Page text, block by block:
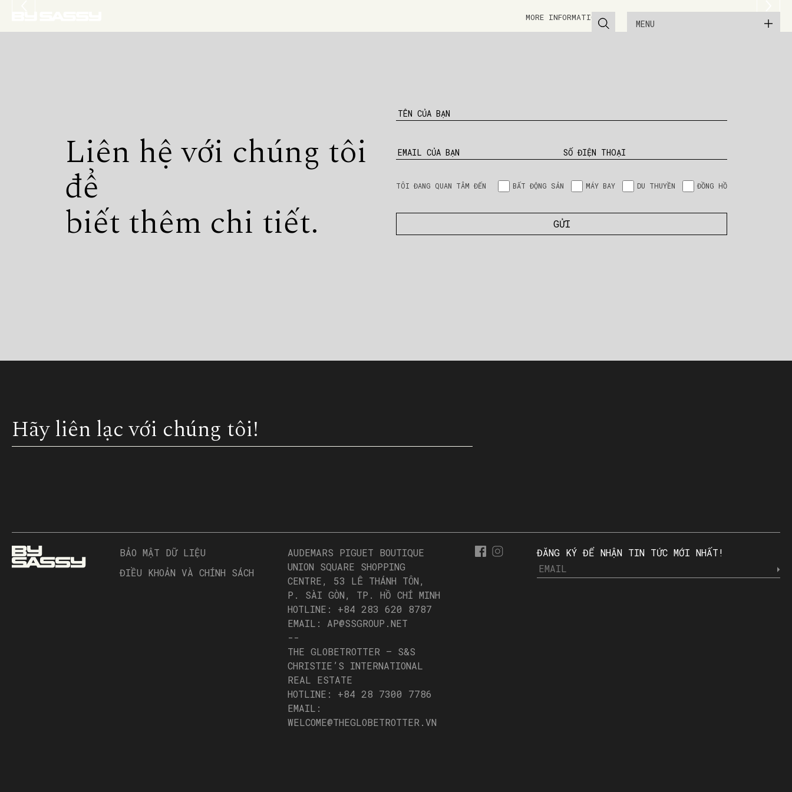
MENU
MORE INFORMATION
Liên hệ với chúng tôi
để
biết thêm chi tiết.
TÊN CỦA BẠN
EMAIL CỦA BẠN SỐ ĐIỆN THOẠI
TÔI ĐANG QUAN TÂM ĐẾN BẤT ĐỘNG SẢN MÁY BAY DU THUYỀN ĐỒNG HỒ
Hãy liên lạc với chúng tôi!
BẢO MẬT DỮ LIỆU
ĐIỀU KHOẢN VÀ CHÍNH SÁCH
AUDEMARS PIGUET BOUTIQUE
UNION SQUARE SHOPPING
CENTRE, 53 LÊ THÁNH TÔN,
P. SÀI GÒN, TP. HỒ CHÍ MINH
HOTLINE: +84 283 620 8787
EMAIL: AP@SSGROUP.NET
--
THE GLOBETROTTER – S&S
CHRISTIE’S INTERNATIONAL
REAL ESTATE
HOTLINE: +84 28 7300 7786
EMAIL:
WELCOME@THEGLOBETROTTER.VN
ĐĂNG KÝ ĐỂ NHẬN TIN TỨC MỚI NHẤT!